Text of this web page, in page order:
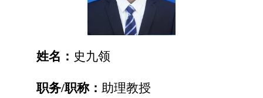
姓名： 史九领
职务/职称： 助理教授